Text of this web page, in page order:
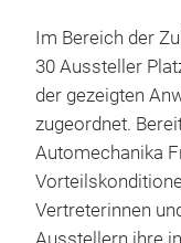
Im Bereich der
30 Aussteller
der gezeigten
zugeordnet.
Automechanika
Vertreterinnen